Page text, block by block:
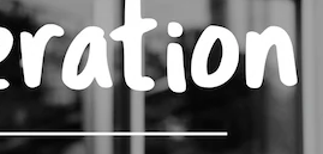
Produtos
Spaces
Assistente de IA
Começar
Documentação